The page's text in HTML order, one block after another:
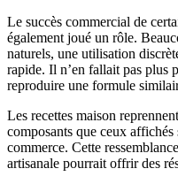
Le succès commercial de
également joué un rôle.
naturels, une utilisation
rapide. Il n’en fallait pas plus
reproduire une formule
Les recettes maison
composants que ceux
commerce. Cette
artisanale pourrait offrir des